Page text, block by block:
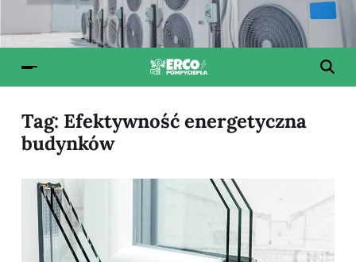
Tag: Efektywność energetyczna
budynków